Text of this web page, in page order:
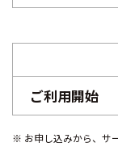
ご利用開始
お申し込みから、サ